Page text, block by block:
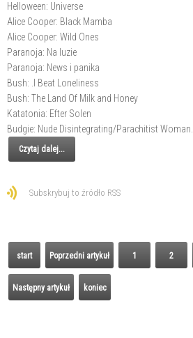
Helloween: Universe
Alice Cooper: Black Mamba
Alice Cooper: Wild Ones
Paranoja: Na luzie
Paranoja: News i panika
Bush: .I Beat Loneliness
Bush: The Land Of Milk and Honey
Katatonia: Efter Solen
Budgie: Nude Disintegrating/Parachitist Woman.
Czytaj dalej...
Subskrybuj to źródło RSS
start Poprzedni artykuł 1 2
Następny artykuł koniec